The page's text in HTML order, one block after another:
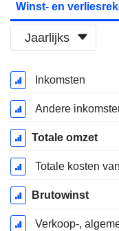
Winst- en
Jaarlijks
Start
boekjaar:
December
Inkomsten
Andere
Totale omzet
Totale kosten
Brutowinst